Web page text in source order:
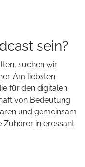
sein?
suchen wir
Am liebsten
für den digitalen
von Bedeutung
und gemeinsam
Zuhörer interessant